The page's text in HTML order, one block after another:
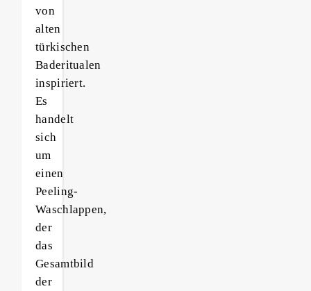
von
alten
türkischen
Baderitualen
inspiriert.
Es
handelt
sich
um
einen
Peeling-
Waschlappen,
der
das
Gesamtbild
der